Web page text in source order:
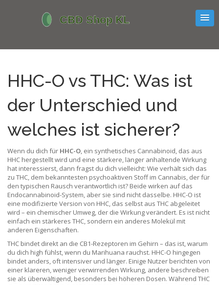
HHC-O vs THC: Was ist
der Unterschied und
welches ist sicherer?
Wenn du dich für HHC-O, ein synthetisches Cannabinoid, das aus
HHC hergestellt wird und eine stärkere, länger anhaltende Wirkung
hat interessierst, dann fragst du dich vielleicht: Wie verhält sich das
zu THC, dem bekanntesten psychoaktiven Stoff im Cannabis, der für
den typischen Rausch verantwortlich ist? Beide wirken auf das
Endocannabinoid-System, aber sie sind nicht dasselbe. HHC-O ist
eine modifizierte Version von HHC, das selbst aus THC abgeleitet
wird – ein chemischer Umweg, der die Wirkung verändert. Es ist nicht
einfach ein stärkeres THC, sondern ein anderes Molekül mit
anderen Eigenschaften.
THC bindet direkt an die CB1-Rezeptoren im Gehirn – das ist, warum
du dich high fühlst, wenn du Marihuana rauchst. HHC-O hingegen
bindet anders, oft intensiver und länger. Einige Nutzer berichten von
einer klareren, weniger verwirrenden Wirkung, andere beschreiben
sie als überwältigend, besonders bei höheren Dosen. Während THC